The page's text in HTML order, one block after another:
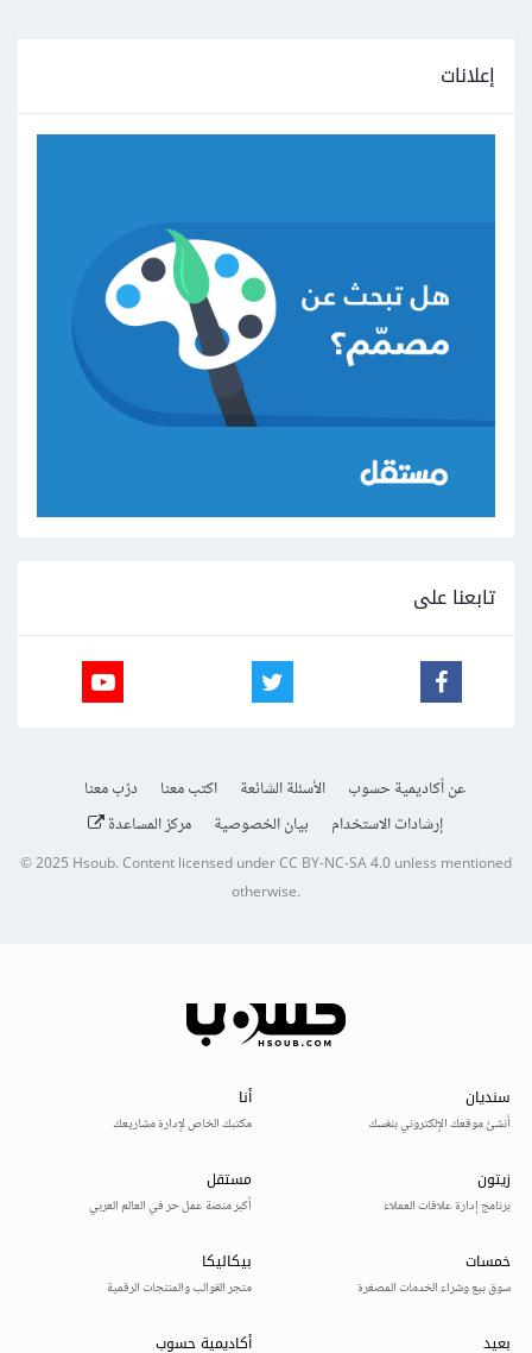
إعلانات
تابعنا على
عن أكاديمية حسوب الأسئلة الشائعة اكتب معنا
درّب معنا
إرشادات الاستخدام
بيان الخصوصية مركز المساعدة
© 2025Hsoub.Content licensed underCC BY-NC-SA 4.0unless mentioned
otherwise.